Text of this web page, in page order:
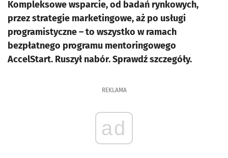
Kompleksowe wsparcie, od badań rynkowych,
przez strategie marketingowe, aż po usługi
programistyczne – to wszystko w ramach
bezpłatnego programu mentoringowego
AccelStart. Ruszył nabór. Sprawdź szczegóły.
REKLAMA
ad